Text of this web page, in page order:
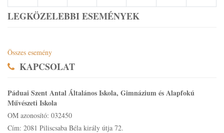
LEGKÖZELEBBI ESEMÉNYEK
Összes esemény
KAPCSOLAT
Páduai Szent Antal Általános Iskola, Gimnázium és Alapfokú
Művészeti Iskola
OM azonosító: 032450
Cím: 2081 Piliscsaba Béla király útja 72.